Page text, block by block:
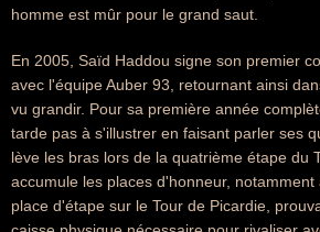
homme est mûr pour le grand saut.
En 2005, Saïd Haddou signe son premier
avec l'équipe Auber 93, retournant ainsi
vu grandir. Pour sa première année
tarde pas à s'illustrer en faisant parler ses
lève les bras lors de la quatrième étape du
accumule les places d'honneur,
place d'étape sur le Tour de Picardie,